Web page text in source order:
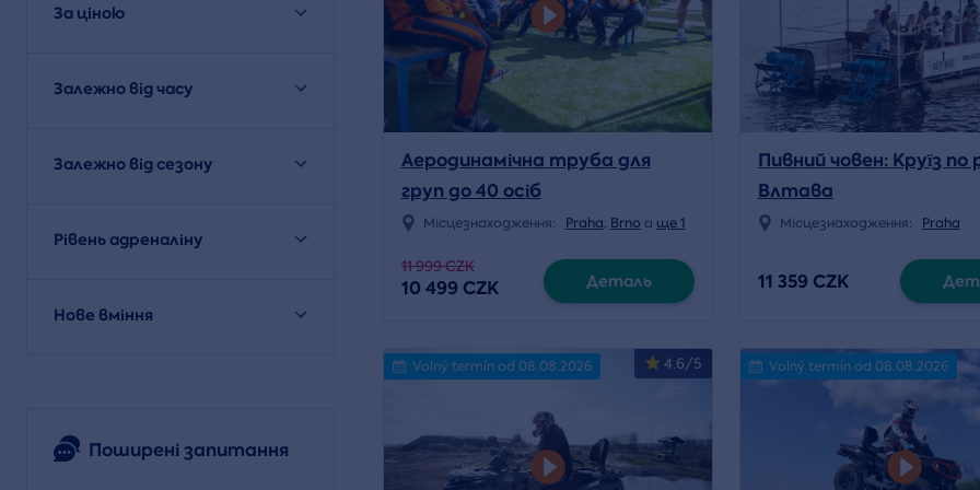
За ціною
Залежно від часу
Залежно від сезону
Рівень адреналіну
Нове вміння
Поширені запитання
Аеродинамічна труба для
груп до 40 осіб
Місцезнаходження: Praha, Brno a ще 1
11 999 CZK
10 499 CZK Деталь
Пивний човен: Круїз по
Влтава
Місцезнаходження: Praha
11 359 CZK
4.6/5
Volný termín od 08.08.2026 Volný termín od 08.08.2026